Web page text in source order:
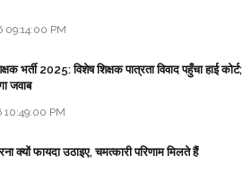
PM
भर्ती 2025: विशेष शिक्षक पात्रता विवाद पहुँचा हाई कोर्ट;
जवाब
PM
क्यों फायदा उठाइए, चमत्कारी परिणाम मिलते हैं